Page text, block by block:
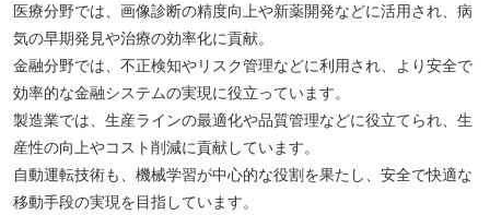
医療分野では、画像診断の精度向上や新薬開発などに活用され、病
気の早期発見や治療の効率化に貢献。
金融分野では、不正検知やリスク管理などに利用され、より安全で
効率的な金融システムの実現に役立っています。
製造業では、生産ラインの最適化や品質管理などに役立てられ、生
産性の向上やコスト削減に貢献しています。
自動運転技術も、機械学習が中心的な役割を果たし、安全で快適な
移動手段の実現を目指しています。